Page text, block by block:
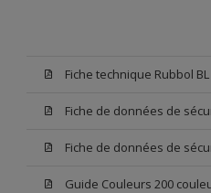
Fiche technique Rubbol
Guide Couleurs 200